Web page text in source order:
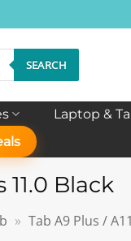
SEARCH
Laptop &
Black
» Tab A9 Plus /